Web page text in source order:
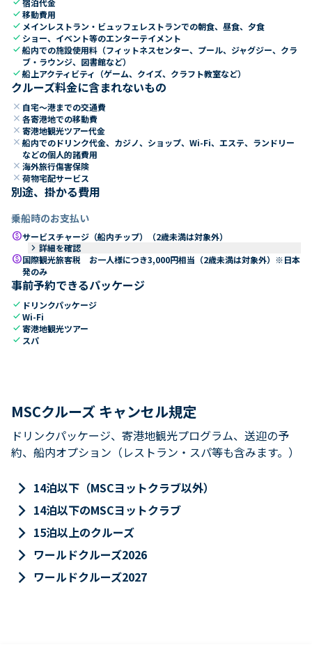
check移動費用
check メインレストラン・ビュッフェレストランでの朝食、昼食、夕食
check ショー、イベント等のエンターテイメント
check船内での施設使用料（フィットネスセンター、プール、ジャグジー、クラ
ブ・ラウンジ、図書館など）
check船上アクティビティ（ゲーム、クイズ、クラフト教室など）
クルーズ料金に含まれないもの
close 自宅～港までの交通費
close 各寄港地での移動費
close 寄港地観光ツアー代金
close 船内でのドリンク代金、カジノ、ショップ、Wi-Fi、エステ、ランドリー
などの個人的諸費用
close 海外旅行傷害保険
close 荷物宅配サービス
別途、掛かる費用
乗船時のお支払い
paidサービスチャージ（船内チップ）（2歳未満は対象外）
keyboard_arrow_right 詳細を確認
paid国際観光旅客税 お一人様につき3,000円相当（2歳未満は対象外）※日本
発のみ
事前予約できるパッケージ
check ドリンクパッケージ
checkWi-Fi
check寄港地観光ツアー
check スパ
MSCクルーズ キャンセル規定
ドリンクパッケージ、寄港地観光プログラム、送迎の予
約、船内オプション（レストラン・スパ等も含みます。）
keyboard_arrow_right 14泊以下（MSCヨットクラブ以外）
keyboard_arrow_right 14泊以下のMSCヨットクラブ
keyboard_arrow_right 15泊以上のクルーズ
keyboard_arrow_right ワールドクルーズ2026
keyboard_arrow_right ワールドクルーズ2027